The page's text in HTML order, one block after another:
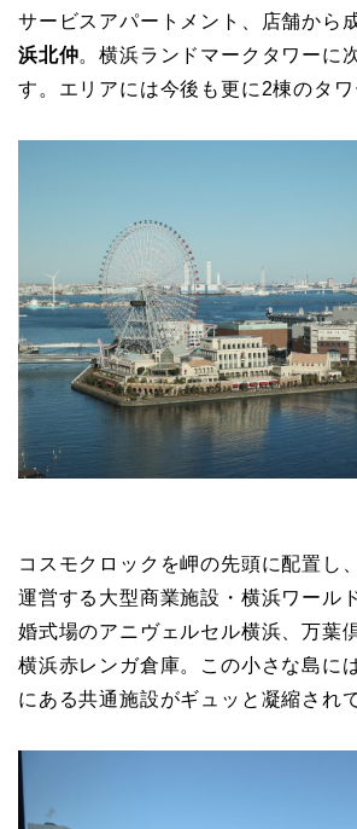
サービスアパートメント、店舗から
浜北仲。横浜ランドマークタワーに
す。エリアには今後も更に2棟のタワ
コスモクロックを岬の先頭に配置し
運営する大型商業施設・横浜ワール
婚式場のアニヴェルセル横浜、万葉
横浜赤レンガ倉庫。この小さな島に
にある共通施設がギュッと凝縮され